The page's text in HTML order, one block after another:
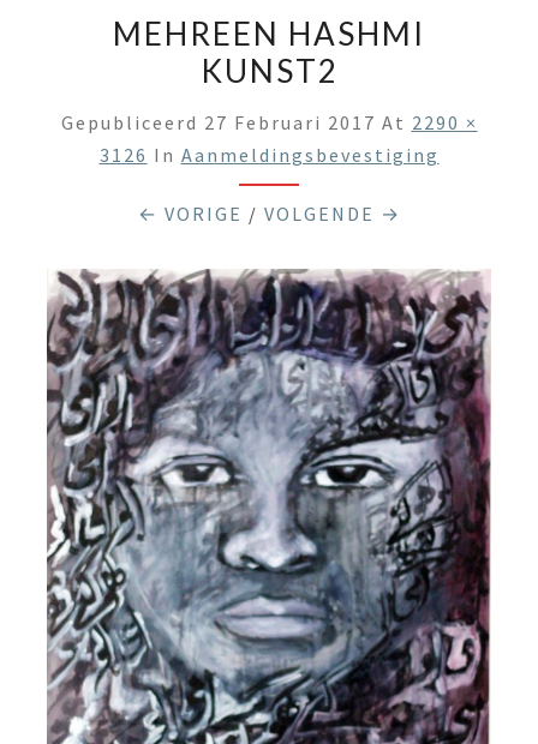
MEHREEN HASHMI
KUNST2
Gepubliceerd 27 Februari 2017 At 2290 ×
3126 In Aanmeldingsbevestiging
← VORIGE / VOLGENDE →